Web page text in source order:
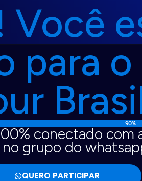
Você
para o
90%
conectado com
grupo do
QUERO PARTICIPAR